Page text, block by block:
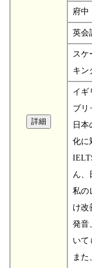
府中
英会
スケ
キン
イギ
ブリ
日本
化に
ん、
私の
け改
発音
いて
ま